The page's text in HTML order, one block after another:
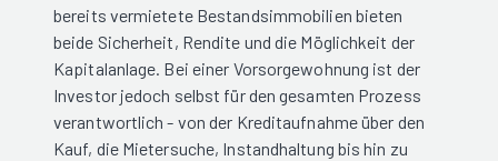
bereits vermietete Bestandsimmobilien bieten
beide Sicherheit, Rendite und die Möglichkeit der
Kapitalanlage. Bei einer Vorsorgewohnung ist der
Investor jedoch selbst für den gesamten Prozess
verantwortlich - von der Kreditaufnahme über den
Kauf, die Mietersuche, Instandhaltung bis hin zu